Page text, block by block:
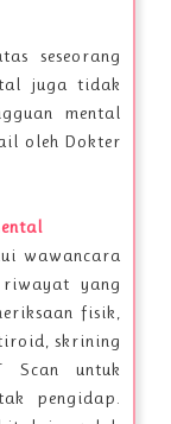
seseorang
juga tidak
mental
oleh Dokter
wawancara
yang
fisik,
skrining
Scan untuk
pengidap.